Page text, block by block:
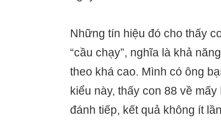
Những tín hiệu đó cho thấy
“cầu chạy”, nghĩa là khả
theo khá cao. Mình có ông
kiểu này, thấy con 88 về
đánh tiếp, kết quả không ít